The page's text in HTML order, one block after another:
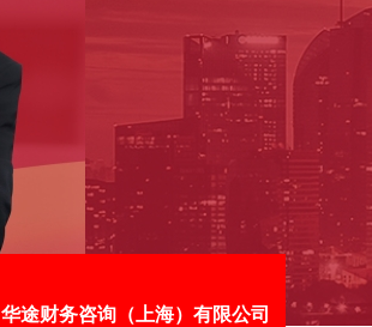
华途财务咨询（上海）有限公司